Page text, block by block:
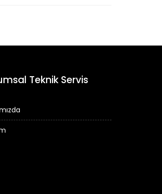
Teknik Servis